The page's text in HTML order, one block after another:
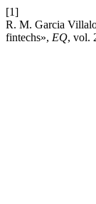
[1]
R. M. Garcia
fintechs», EQ, vol.